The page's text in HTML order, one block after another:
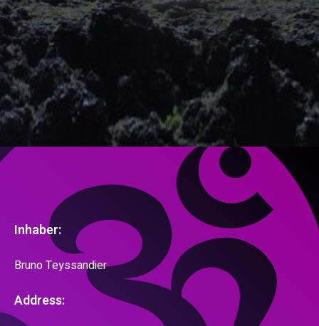
Inhaber:
Bruno Teyssandier
Address: